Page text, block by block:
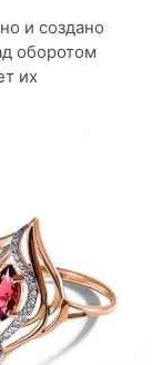
и создано
оборотом
их